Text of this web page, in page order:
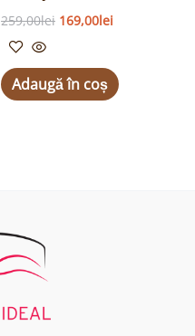
259,00lei 169,00lei
Adaugă în coș